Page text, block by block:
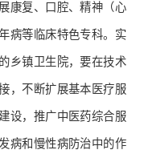
康复、口腔、精神（心
病等临床特色专科。实
乡镇卫生院，要在技术
，不断扩展基本医疗服
设，推广中医药综合服
病和慢性病防治中的作